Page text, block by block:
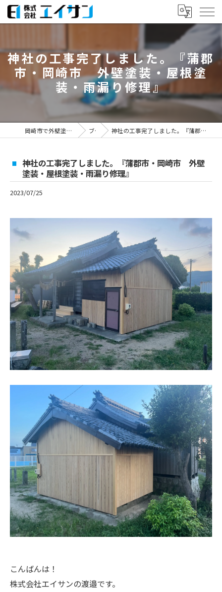
神社の工事完了しました。『蒲郡
市・岡崎市 外壁塗装・屋根塗
装・雨漏り修理』
岡崎市で外壁塗装なら株式会社エイサン ブログ 神社の工事完了しました。『蒲郡市・岡崎市 外壁塗装・屋根塗装・雨漏り修理』
神社の工事完了しました。『蒲郡市・岡崎市 外壁
塗装・屋根塗装・雨漏り修理』
2023/07/25
こんばんは！
株式会社エイサンの渡邉です。